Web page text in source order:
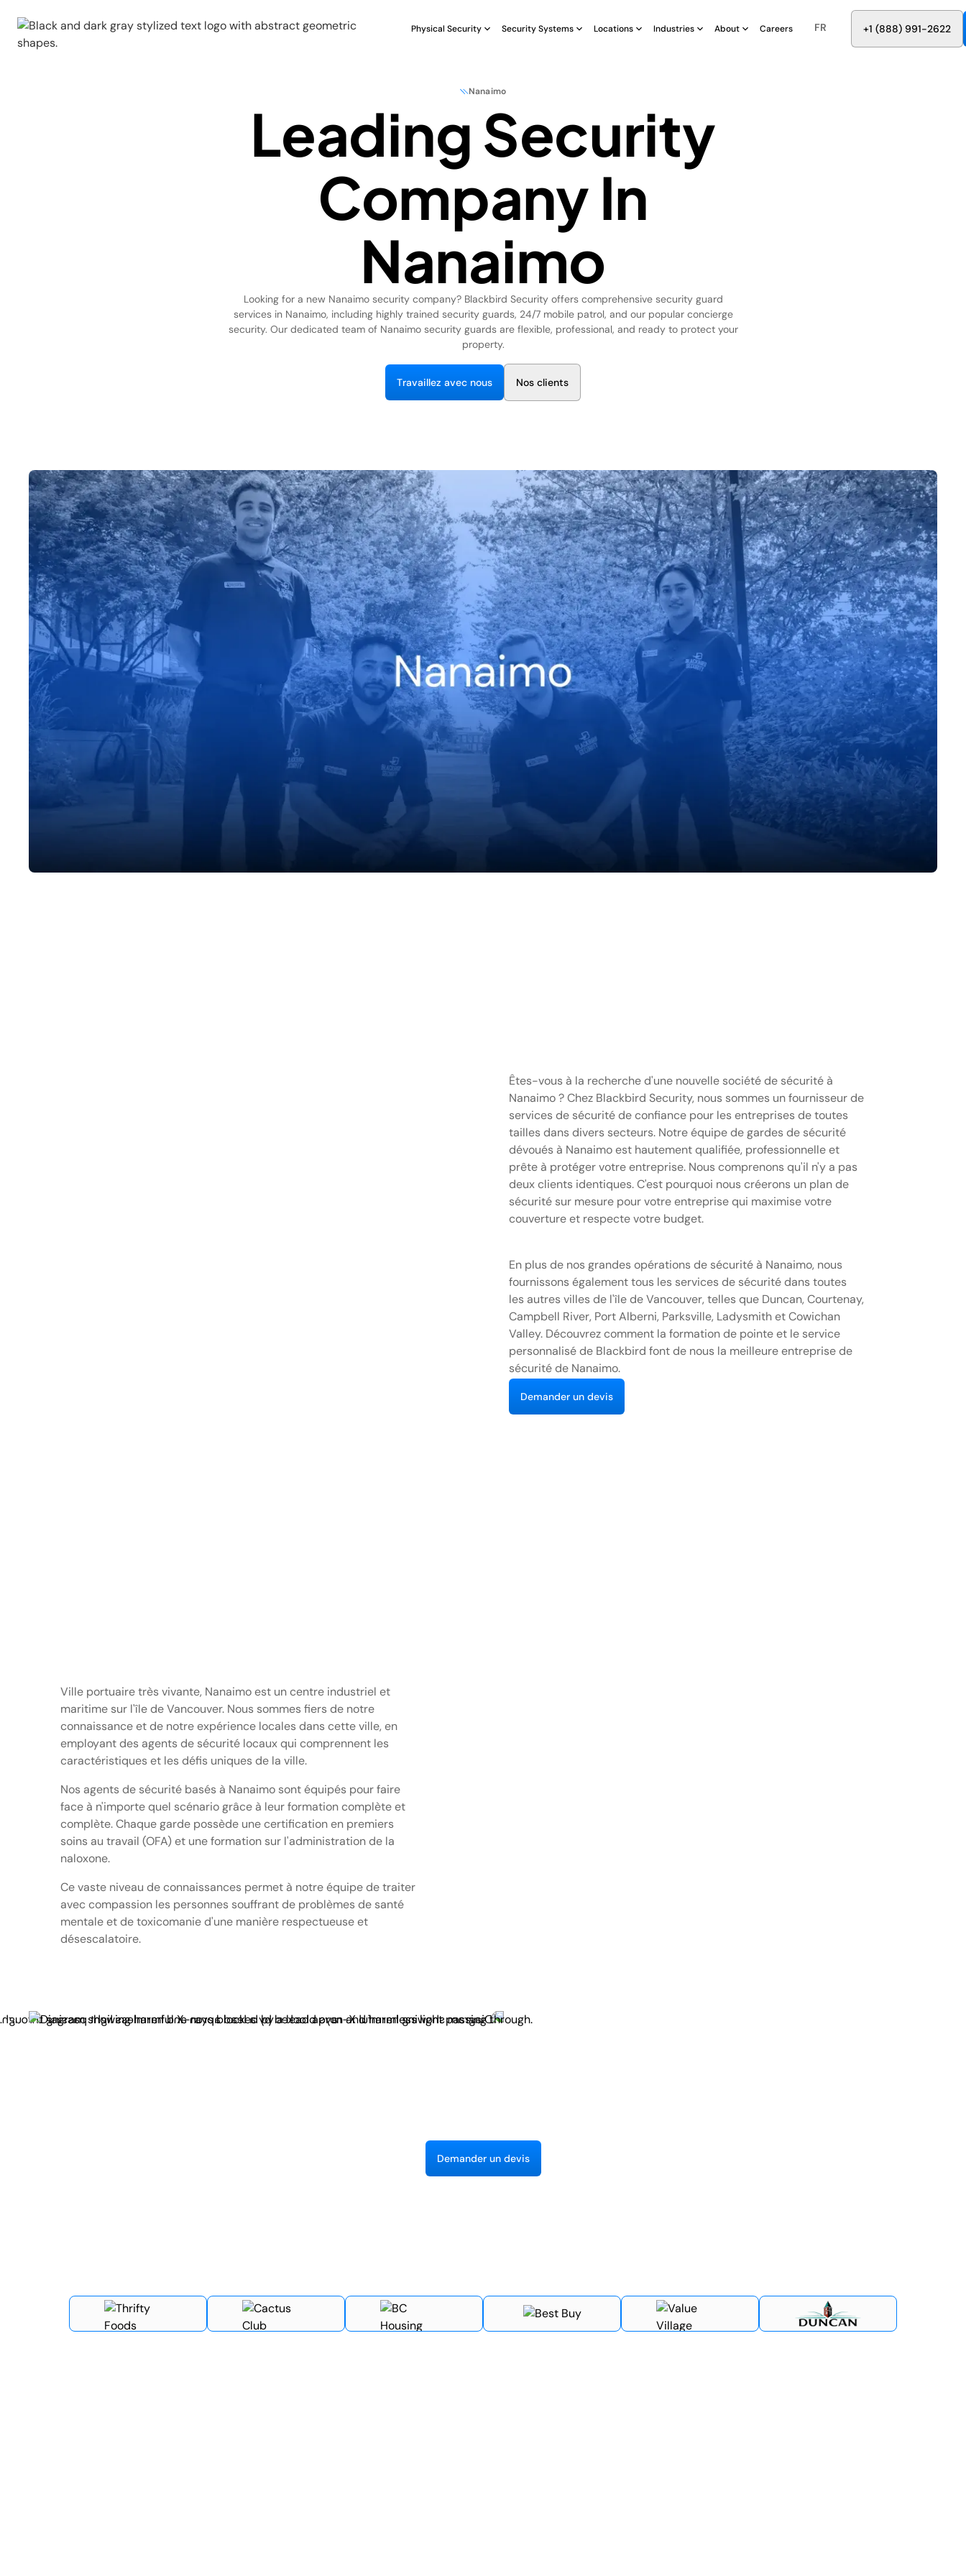
Physical Security Security Systems Locations Industries About Careers FR +1 (888) 991-2622
Nanaimo
Leading Security
Company In
Nanaimo
Looking for a new Nanaimo security company? Blackbird Security offers comprehensive security guard
services in Nanaimo, including highly trained security guards, 24/7 mobile patrol, and our popular concierge
security. Our dedicated team of Nanaimo security guards are flexible, professional, and ready to protect your
property.
Travaillez avec nous Nos clients
Êtes-vous à la recherche d'une nouvelle société de sécurité à
Nanaimo ? Chez Blackbird Security, nous sommes un fournisseur de
services de sécurité de confiance pour les entreprises de toutes
tailles dans divers secteurs. Notre équipe de gardes de sécurité
dévoués à Nanaimo est hautement qualifiée, professionnelle et
prête à protéger votre entreprise. Nous comprenons qu'il n'y a pas
deux clients identiques. C'est pourquoi nous créerons un plan de
sécurité sur mesure pour votre entreprise qui maximise votre
couverture et respecte votre budget.
En plus de nos grandes opérations de sécurité à Nanaimo, nous
fournissons également tous les services de sécurité dans toutes
les autres villes de l'île de Vancouver, telles que Duncan, Courtenay,
Campbell River, Port Alberni, Parksville, Ladysmith et Cowichan
Valley. Découvrez comment la formation de pointe et le service
personnalisé de Blackbird font de nous la meilleure entreprise de
sécurité de Nanaimo.
Demander un devis
Ville portuaire très vivante, Nanaimo est un centre industriel et
maritime sur l'île de Vancouver. Nous sommes fiers de notre
connaissance et de notre expérience locales dans cette ville, en
employant des agents de sécurité locaux qui comprennent les
caractéristiques et les défis uniques de la ville.
Nos agents de sécurité basés à Nanaimo sont équipés pour faire
face à n'importe quel scénario grâce à leur formation complète et
complète. Chaque garde possède une certification en premiers
soins au travail (OFA) et une formation sur l'administration de la
naloxone.
Ce vaste niveau de connaissances permet à notre équipe de traiter
avec compassion les personnes souffrant de problèmes de santé
mentale et de toxicomanie d'une manière respectueuse et
désescalatoire.
Demander un devis